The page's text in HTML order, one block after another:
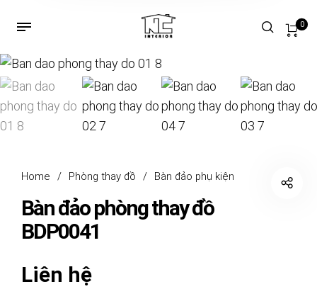
0
Home / Phòng thay đồ / Bàn đảo phụ kiện
Bàn đảo phòng thay đồ
BDP0041
Liên hệ